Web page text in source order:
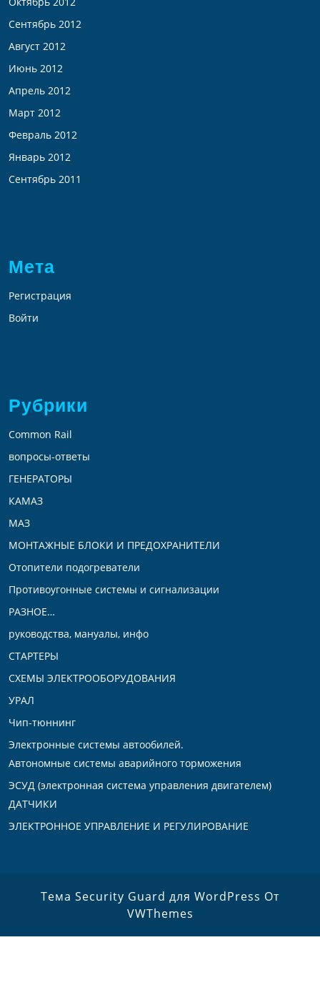
Сентябрь 2012
Август 2012
Июнь 2012
Апрель 2012
Март 2012
Февраль 2012
Январь 2012
Сентябрь 2011
Мета
Регистрация
Войти
Рубрики
Common Rail
вопросы-ответы
ГЕНЕРАТОРЫ
КАМАЗ
МАЗ
МОНТАЖНЫЕ БЛОКИ И ПРЕДОХРАНИТЕЛИ
Отопители подогреватели
Противоугонные системы и сигнализации
РАЗНОЕ…
руководства, мануалы, инфо
СТАРТЕРЫ
СХЕМЫ ЭЛЕКТРООБОРУДОВАНИЯ
УРАЛ
Чип-тюннинг
Электронные системы автообилей.
Автономные системы аварийного торможения
ЭСУД (электронная система управления двигателем)
ДАТЧИКИ
ЭЛЕКТРОННОЕ УПРАВЛЕНИЕ И РЕГУЛИРОВАНИЕ
Тема Security Guard для WordPress От
VWThemes